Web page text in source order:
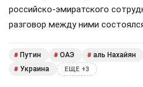
российско-эмиратского
разговор между ними
# Путин # ОАЭ # аль Нахайян
# Украина ЕЩЕ +3